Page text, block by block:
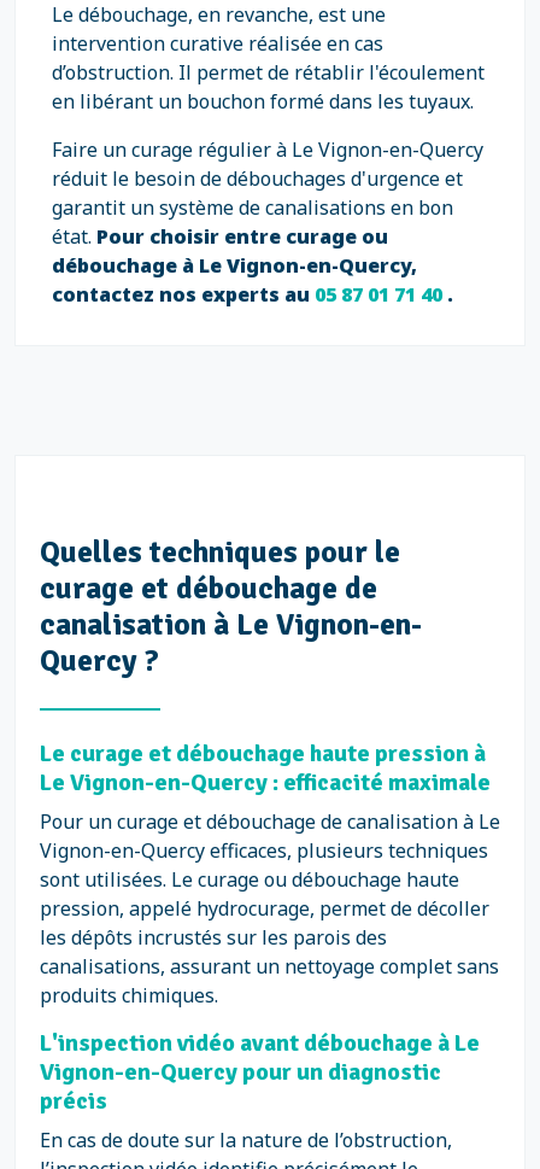
Le débouchage, en revanche, est une
intervention curative réalisée en cas
d’obstruction. Il permet de rétablir l'écoulement
en libérant un bouchon formé dans les tuyaux.
Faire un curage régulier à Le Vignon-en-Quercy
réduit le besoin de débouchages d'urgence et
garantit un système de canalisations en bon
état. Pour choisir entre curage ou
débouchage à Le Vignon-en-Quercy,
contactez nos experts au 05 87 01 71 40.
Quelles techniques pour le
curage et débouchage de
canalisation à Le Vignon-en-
Quercy ?
Le curage et débouchage haute pression à
Le Vignon-en-Quercy : efficacité maximale
Pour un curage et débouchage de canalisation à Le
Vignon-en-Quercy efficaces, plusieurs techniques
sont utilisées. Le curage ou débouchage haute
pression, appelé hydrocurage, permet de décoller
les dépôts incrustés sur les parois des
canalisations, assurant un nettoyage complet sans
produits chimiques.
L'inspection vidéo avant débouchage à Le
Vignon-en-Quercy pour un diagnostic
précis
En cas de doute sur la nature de l’obstruction,